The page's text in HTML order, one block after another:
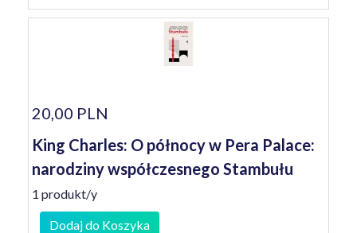
20,00 PLN
King Charles: O północy w Pera Palace:
narodziny współczesnego Stambułu
1 produkt/y
Dodaj do Koszyka